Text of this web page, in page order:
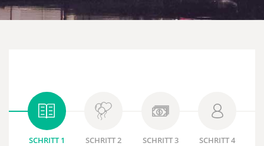
SCHRITT 1 SCHRITT 2 SCHRITT 3 SCHRITT 4